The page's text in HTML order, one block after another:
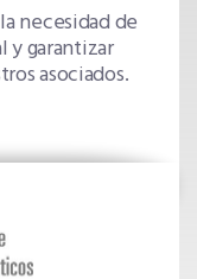
necesidad de
y garantizar
asociados.